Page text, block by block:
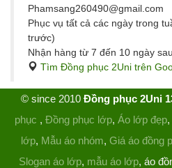
Phamsang260490@gmail.com
Phục vụ tất cả các ngày trong
trước)
Nhận hàng từ 7 đến 10 ngày
Tìm Đồng phục 2Uni trên
© since 2010 Đồng phục 2Uni
phục , Đồng phục lớp, Áo lớp đẹp,
lớp, Mẫu áo nhóm, Giá áo đồng
Slogan áo lớp, mẫu áo lớp, áo